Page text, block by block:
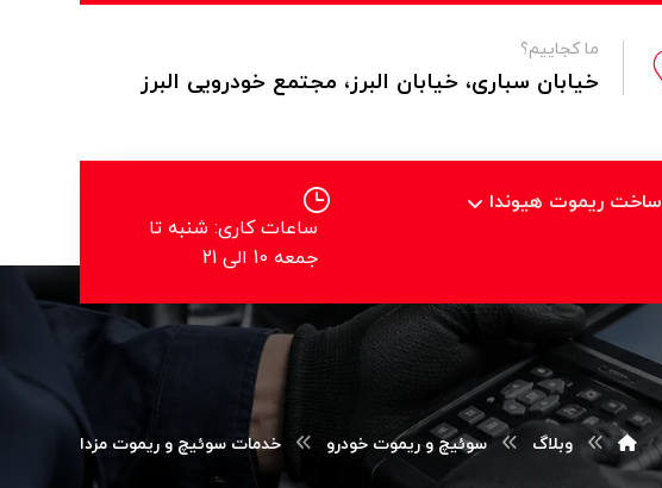
ما کجاییم؟
خیابان سباری، خیابان البرز، مجتمع خودرویی البرز
ساخت ریموت هیوندا
ساعات کاری: شنبه تا
جمعه 10 الی 21
وبلاگ سوئیچ و ریموت خودرو خدمات سوئیچ و ریموت مزدا